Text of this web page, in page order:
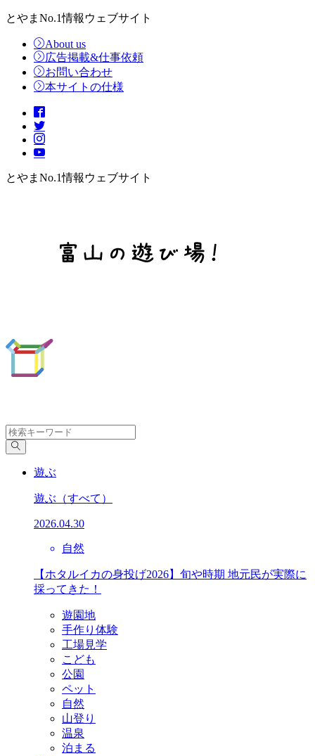
とやまNo.1情報ウェブサイト
About us
広告掲載&仕事依頼
お問い合わせ
本サイトの仕様
とやまNo.1情報ウェブサイト
遊ぶ
遊ぶ （すべて）
2026.04.30
自然
【ホタルイカの身投げ2026】旬や時期 地元民が実際に
採ってきた！
遊園地
手作り体験
工場見学
こども
公園
ペット
自然
山登り
温泉
泊まる